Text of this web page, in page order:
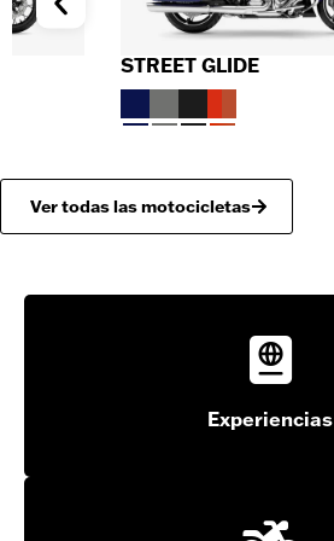
ROAD GLIDE
Ver todas las motocicletas
Experiencias